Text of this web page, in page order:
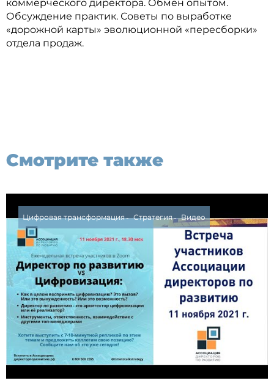
коммерческого директора. Обмен опытом.
Обсуждение практик. Советы по выработке
«дорожной карты» эволюционной «пересборки»
отдела продаж.
Смотрите также
Цифровая трансформация Стратегия Видео